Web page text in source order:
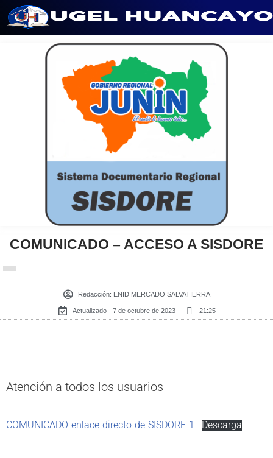
COMUNICADO – ACCESO A SISDORE
Redacción: ENID MERCADO SALVATIERRA
Actualizado - 7 de octubre de 2023 21:25
Atención a todos los usuarios
COMUNICADO-enlace-directo-de-SISDORE-1 Descarga